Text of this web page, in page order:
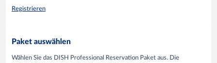
Registrieren
Paket auswählen
Wählen Sie das DISH Professional Reservation Paket aus. Die